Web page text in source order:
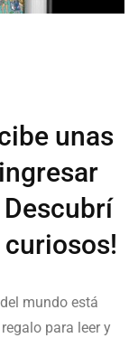
unas
mundo está
para leer y